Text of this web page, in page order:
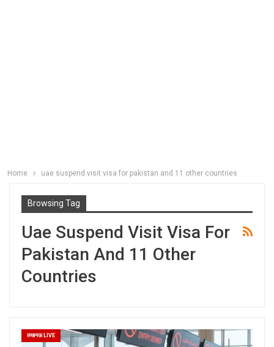
Home uae suspend visit visa for pakistan and 11 other countries
Browsing Tag
Uae Suspend Visit Visa For
Pakistan And 11 Other
Countries
लखनऊ LIVE